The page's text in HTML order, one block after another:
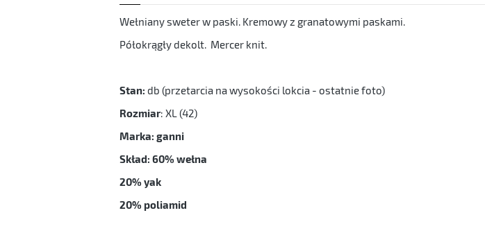
Wełniany sweter w paski. Kremowy z granatowymi paskami.
Półokrągły dekolt. Mercer knit.
Stan: db (przetarcia na wysokości lokcia - ostatnie foto)
Rozmiar: XL (42)
Marka: ganni
Skład: 60% wełna
20% yak
20% poliamid